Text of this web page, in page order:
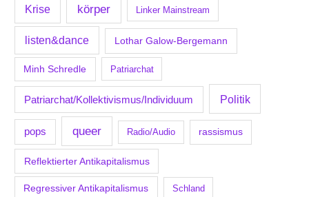
Krise körper Linker Mainstream
listen&dance Lothar Galow-Bergemann
Minh Schredle Patriarchat
Patriarchat/Kollektivismus/Individuum Politik
pops queer Radio/Audio rassismus
Reflektierter Antikapitalismus
Regressiver Antikapitalismus Schland